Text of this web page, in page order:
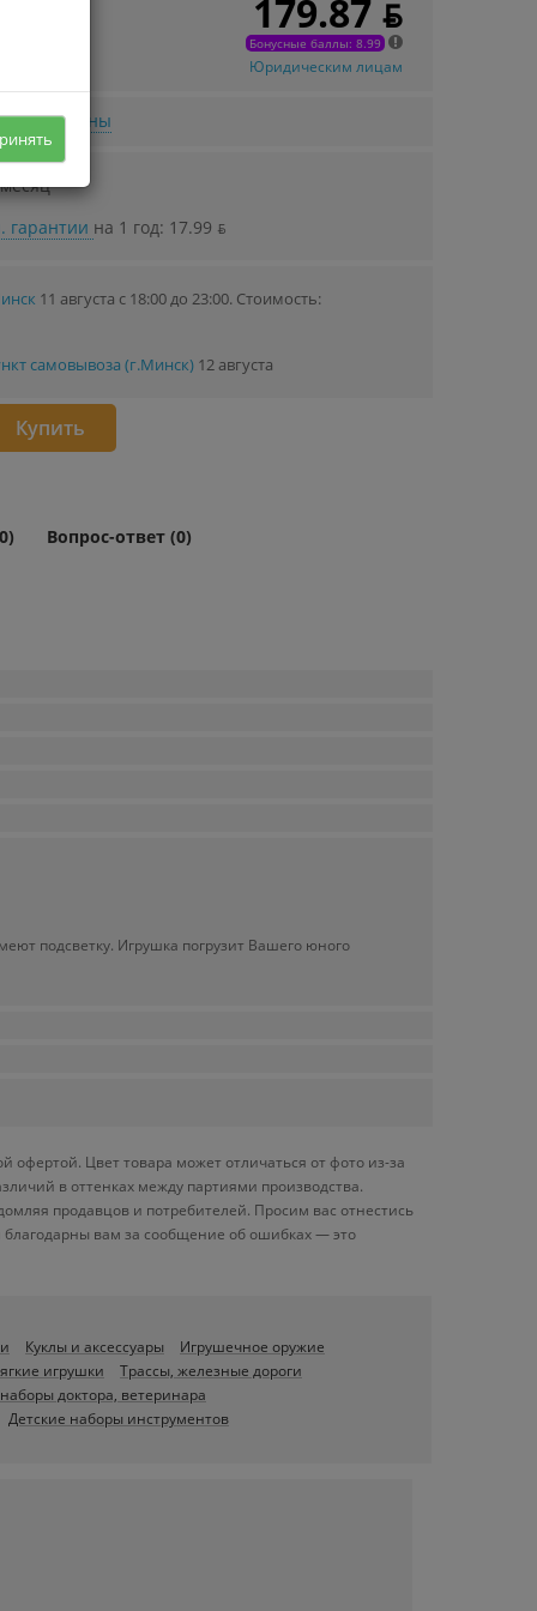
кредит
ƃ/мec.
179.87 ƃ
Бонусные баллы: 8.99
Юридическим лицам
цены
гарантии на 1 год: 17.99 ƃ
11 августа с 18:00 до 23:00. Стоимость:
самовывоза (г.Минск)12 августа
Купить
Вопрос-ответ (0)
подсветку. Игрушка погрузит Вашего юного
офертой. Цвет товара может отличаться от фото из-за
в оттенках между партиями производства.
продавцов и потребителей. Просим вас отнестись
вам за сообщение об ошибках — это
Куклы и аксессуары
Игрушечное оружие
игрушки
Трассы, железные дороги
доктора, ветеринара
Детские наборы инструментов